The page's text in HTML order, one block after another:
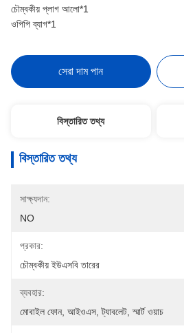
চৌম্বকীয় প্লাগ আলো*1
ওপিপি ব্যাগ*1
সেরা দাম পান
বিস্তারিত তথ্য
বিস্তারিত তথ্য
সাক্ষ্যদান:
NO
প্রকার:
চৌম্বকীয় ইউএসবি তারের
ব্যবহার:
মোবাইল ফোন, আইওএস, ট্যাবলেট, স্মার্ট ওয়াচ